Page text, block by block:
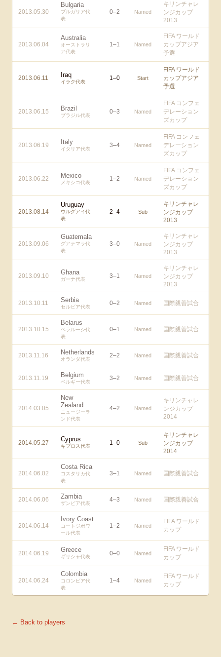
2013.05.30
Bulgaria
ブルガリア代
表
0–2 Named
キリンチャレ
ンジカップ
2013
2013.06.04
Australia
オーストラリ
ア代表
1–1 Named
FIFA ワールド
カップアジア
予選
2013.06.11 Iraq
イラク代表
1–0 Start
FIFA ワールド
カップアジア
予選
2013.06.15 Brazil
ブラジル代表
0–3 Named
FIFA コンフェ
デレーション
ズカップ
2013.06.19 Italy
イタリア代表
3–4 Named
FIFA コンフェ
デレーション
ズカップ
2013.06.22 Mexico
メキシコ代表
1–2 Named
FIFA コンフェ
デレーション
ズカップ
2013.08.14
Uruguay
ウルグアイ代
表
2–4 Sub
キリンチャレ
ンジカップ
2013
2013.09.06
Guatemala
グアテマラ代
表
3–0 Named
キリンチャレ
ンジカップ
2013
2013.09.10 Ghana
ガーナ代表 3–1 Named
キリンチャレ
ンジカップ
2013
2013.10.11 Serbia
セルビア代表
0–2 Named 国際親善試合
2013.10.15
Belarus
ベラルーシ代
表
0–1 Named 国際親善試合
2013.11.16 Netherlands
オランダ代表
2–2 Named 国際親善試合
2013.11.19 Belgium
ベルギー代表
3–2 Named 国際親善試合
2014.03.05
New
Zealand
ニュージーラ
ンド代表
4–2 Named
キリンチャレ
ンジカップ
2014
2014.05.27 Cyprus
キプロス代表 1–0 Sub
キリンチャレ
ンジカップ
2014
2014.06.02
Costa Rica
コスタリカ代
表
3–1 Named 国際親善試合
2014.06.06 Zambia
ザンビア代表
4–3 Named 国際親善試合
2014.06.14
Ivory Coast
コートジボワ
ール代表
1–2 Named
FIFA ワールド
カップ
2014.06.19 Greece
ギリシャ代表 0–0 Named
FIFA ワールド
カップ
2014.06.24
Colombia
コロンビア代
表
1–4 Named
FIFA ワールド
カップ
← Back to players